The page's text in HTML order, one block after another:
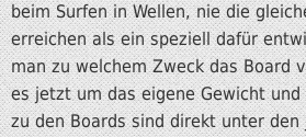
beim Surfen in Wellen, nie die
erreichen als ein speziell dafür
man zu welchem Zweck das Board
es jetzt um das eigene Gewicht und
zu den Boards sind direkt unter